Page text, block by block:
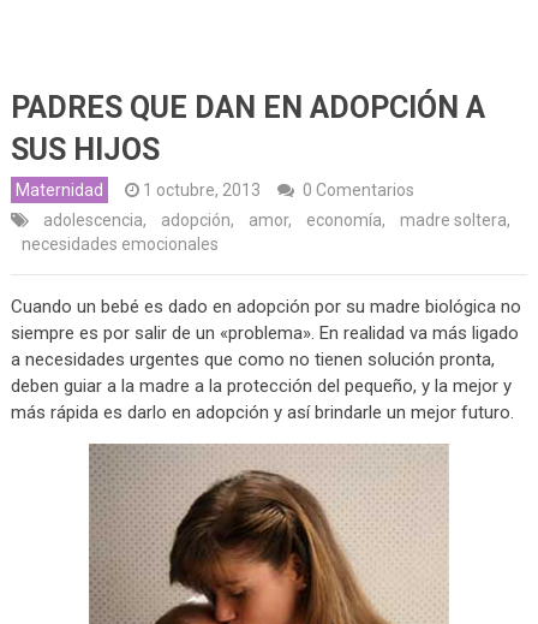
PADRES QUE DAN EN ADOPCIÓN A
SUS HIJOS
Maternidad 1 octubre, 2013
0 Comentarios
adolescencia, adopción, amor, economía, madre soltera,
necesidades emocionales
Cuando un bebé es dado en adopción por su madre biológica no
siempre es por salir de un «problema». En realidad va más ligado
a necesidades urgentes que como no tienen solución pronta,
deben guiar a la madre a la protección del pequeño, y la mejor y
más rápida es darlo en adopción y así brindarle un mejor futuro.